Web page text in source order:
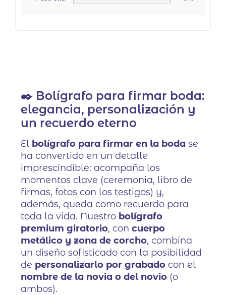
✒️ Bolígrafo para firmar boda:
elegancia, personalización y
un recuerdo eterno
El bolígrafo para firmar en la boda se
ha convertido en un detalle
imprescindible: acompaña los
momentos clave (ceremonia, libro de
firmas, fotos con los testigos) y,
además, queda como recuerdo para
toda la vida. Nuestro bolígrafo
premium giratorio, concuerpo
metálico y zona de corcho, combina
un diseño sofisticado con la posibilidad
de personalizarlo por grabado con el
nombre de la novia o del novio (o
ambos).